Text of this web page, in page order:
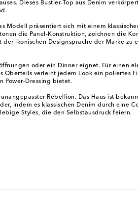
Dieses Bustier-Top aus Denim
Modell präsentiert sich mit einem
die Panel-Konstruktion, zeichnen die
ikonischen Designsprache der Marke zu
oder ein Dinner eignet. Für einen
verleiht jedem Look ein poliertes
Power-Dressing bietet.
Rebellion. Das Haus ist
indem es klassischen Denim durch eine
Styles, die den Selbstausdruck feiern.